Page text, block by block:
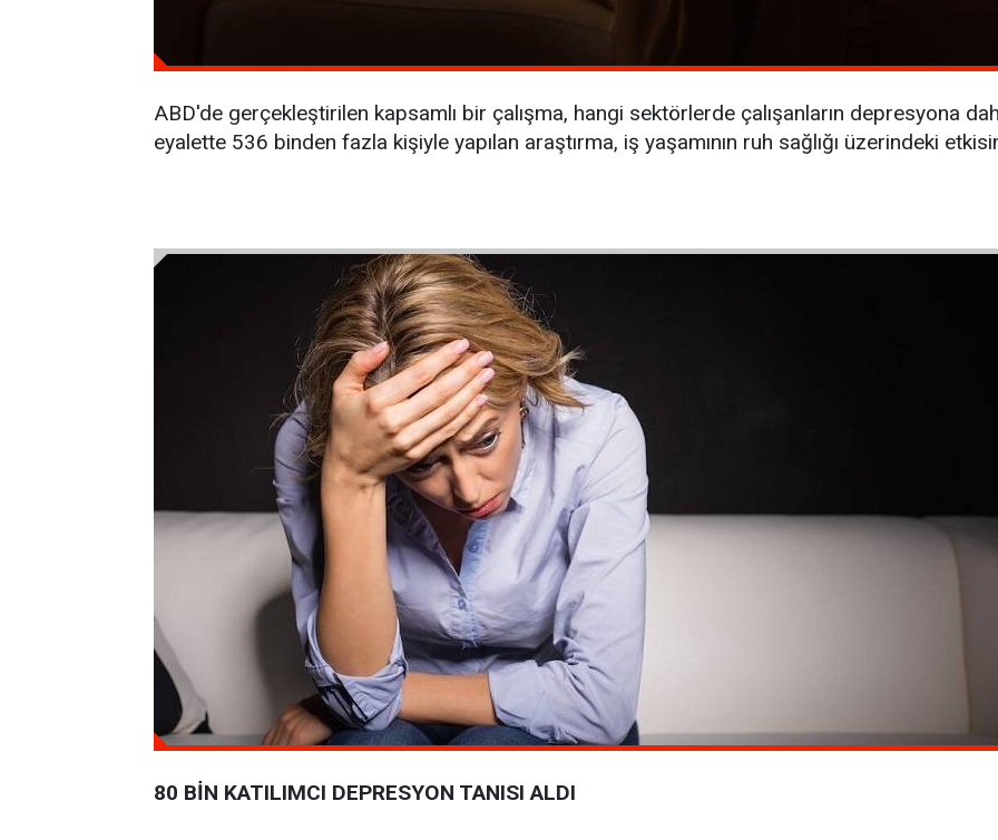
ABD'de gerçekleştirilen kapsamlı bir çalışma, hangi sektörlerde çalışanların depresyona
eyalette 536 binden fazla kişiyle yapılan araştırma, iş yaşamının ruh sağlığı üzerindeki
80 BİN KATILIMCI DEPRESYON TANISI ALDI